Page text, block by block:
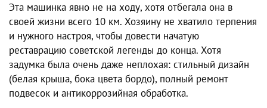
Эта машинка явно не на ходу, хотя отбегала она в
своей жизни всего 10 км. Хозяину не хватило терпения
и нужного настроя, чтобы довести начатую
реставрацию советской легенды до конца. Хотя
задумка была очень даже неплохая: стильный дизайн
(белая крыша, бока цвета бордо), полный ремонт
подвесок и антикоррозийная обработка.